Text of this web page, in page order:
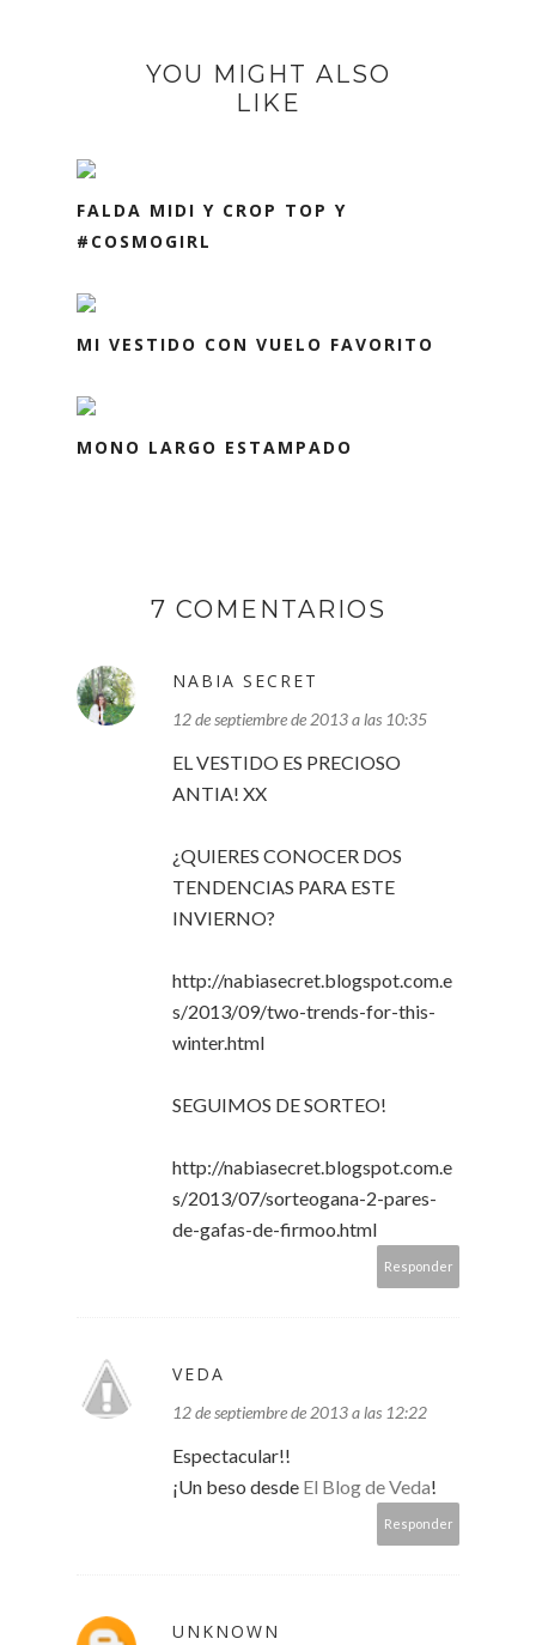
YOU MIGHT ALSO
LIKE
FALDA MIDI Y CROP TOP Y
#COSMOGIRL
MI VESTIDO CON VUELO FAVORITO
MONO LARGO ESTAMPADO
7 COMENTARIOS
NABIA SECRET
12 de septiembre de 2013 a las 10:35
EL VESTIDO ES PRECIOSO
ANTIA! XX
¿QUIERES CONOCER DOS
TENDENCIAS PARA ESTE
INVIERNO?
http://nabiasecret.blogspot.com.e
s/2013/09/two-trends-for-this-
winter.html
SEGUIMOS DE SORTEO!
http://nabiasecret.blogspot.com.e
s/2013/07/sorteogana-2-pares-
de-gafas-de-firmoo.html
Responder
VEDA
12 de septiembre de 2013 a las 12:22
Espectacular!!
¡Un beso desde El Blog de Veda!
Responder
UNKNOWN